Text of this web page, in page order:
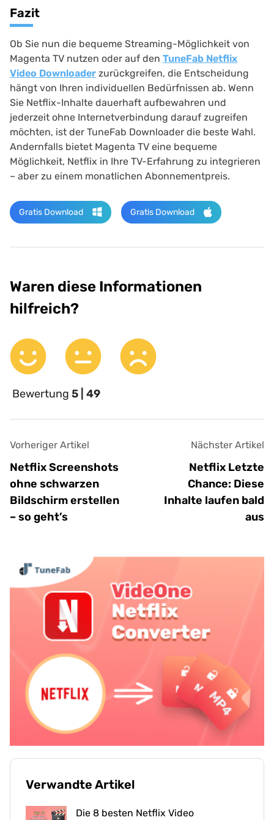
Fazit
Ob Sie nun die bequeme Streaming-Möglichkeit von
Magenta TV nutzen oder auf den TuneFab Netflix
Video Downloader zurückgreifen, die Entscheidung
hängt von Ihren individuellen Bedürfnissen ab. Wenn
Sie Netflix-Inhalte dauerhaft aufbewahren und
jederzeit ohne Internetverbindung darauf zugreifen
möchten, ist der TuneFab Downloader die beste Wahl.
Andernfalls bietet Magenta TV eine bequeme
Möglichkeit, Netflix in Ihre TV-Erfahrung zu integrieren
– aber zu einem monatlichen Abonnementpreis.
Gratis Download Gratis Download
Waren diese Informationen
hilfreich?
Bewertung 5 | 49
Vorheriger Artikel
Netflix Screenshots
ohne schwarzen
Bildschirm erstellen
– so geht’s
Nächster Artikel
Netflix Letzte
Chance: Diese
Inhalte laufen bald
aus
Verwandte Artikel
Die 8 besten Netflix Video